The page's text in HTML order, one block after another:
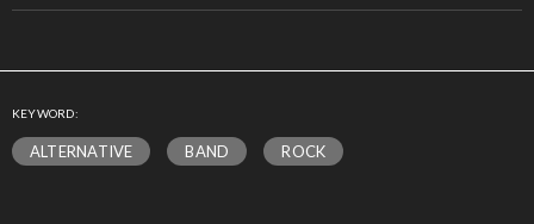
KEYWORD:
ALTERNATIVE BAND ROCK